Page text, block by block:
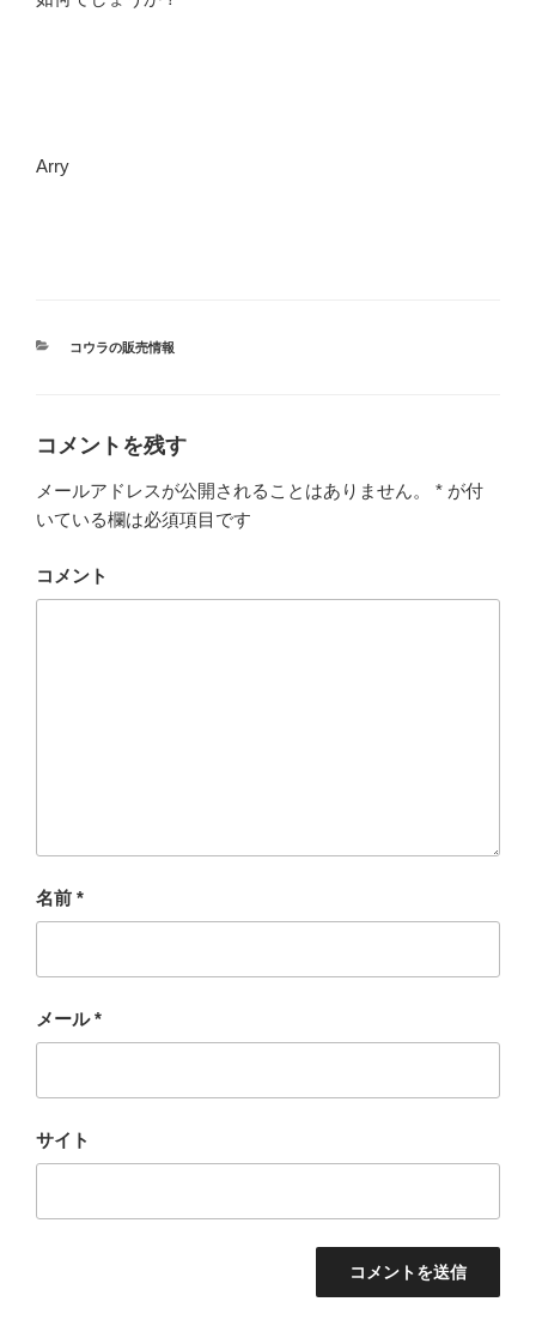
Arry
カ
ー
コウラの販売情報
コメントを残す
メールアドレスが公開されることはありません。 * が付
いている欄は必須項目です
コメント
名前 *
メール*
サイト